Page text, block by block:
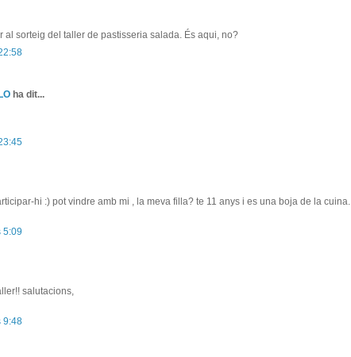
al sorteig del taller de pastisseria salada. És aqui, no?
ha dit...
hi :) pot vindre amb mi , la meva filla? te 11 anys i es una boja de la cuina.
5:09
salutacions,
9:48